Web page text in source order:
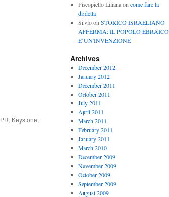
, Keystone,
Piscopiello Lilianaon come fare la
disdetta
Silvioon STORICO ISRAELIANO
AFFERMA: IL POPOLO EBRAICO
E' UN'INVENZIONE
Archives
December 2012
January 2012
December 2011
October 2011
July 2011
April 2011
March 2011
February 2011
January 2011
March 2010
December 2009
November 2009
October 2009
September 2009
August 2009